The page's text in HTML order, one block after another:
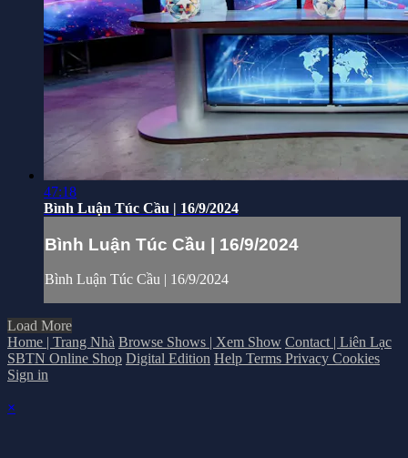
47:18
Bình Luận Túc Cầu | 16/9/2024
Bình Luận Túc Cầu | 16/9/2024
Bình Luận Túc Cầu | 16/9/2024
Load More
Home | Trang Nhà Browse Shows | Xem Show Contact | Liên Lạc
SBTN Online Shop Digital Edition Help Terms Privacy Cookies
Sign in
×